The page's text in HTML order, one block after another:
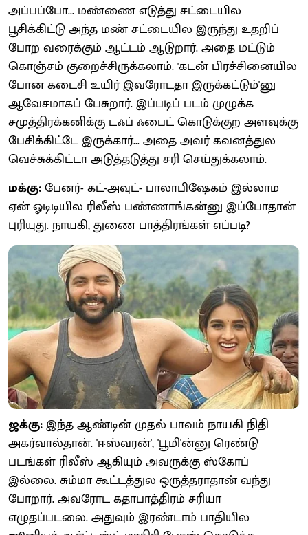
அப்பப்போ... மண்ணை எடுத்து சட்டையில
பூசிக்கிட்டு அந்த மண் சட்டையில இருந்து உதறிப்
போற வரைக்கும் ஆட்டம் ஆடுறார். அதை மட்டும்
கொஞ்சம் குறைச்சிருக்கலாம். 'கடன் பிரச்சினையில
போன கடைசி உயிர் இவரோடதா இருக்கட்டும்'னு
ஆவேசமாகப் பேசுறார். இப்படிப் படம் முழுக்க
சமுத்திரக்கனிக்கு டஃப் ஃபைட் கொடுக்குற அளவுக்கு
பேசிக்கிட்டே இருக்கார்... அதை அவர் கவனத்துல
வெச்சுக்கிட்டா அடுத்தடுத்து சரி செய்துக்கலாம்.
மக்கு:பேனர்- கட்-அவுட்- பாலாபிஷேகம் இல்லாம
ஏன் ஓடிடியில ரிலீஸ் பண்ணாங்கன்னு இப்போதான்
புரியுது. நாயகி, துணை பாத்திரங்கள் எப்படி?
ஜக்கு:இந்த ஆண்டின் முதல் பாவம் நாயகி நிதி
அகர்வால்தான். 'ஈஸ்வரன்', 'பூமி'ன்னு ரெண்டு
படங்கள் ரிலீஸ் ஆகியும் அவருக்கு ஸ்கோப்
இல்லை. சும்மா கூட்டத்துல ஒருத்தராதான் வந்து
போறார். அவரோட கதாபாத்திரம் சரியா
எழுதப்படலை. அதுவும் இரண்டாம் பாதியில